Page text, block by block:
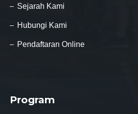
Sejarah Kami
Hubungi Kami
Pendaftaran Online
Program